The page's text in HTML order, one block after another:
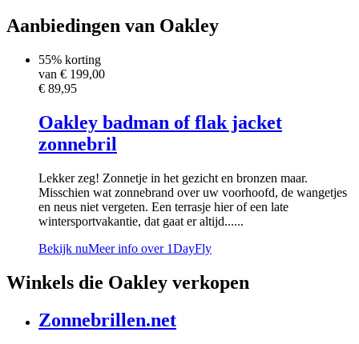
Aanbiedingen van Oakley
55% korting
van € 199,00
€ 89,95
Oakley badman of flak jacket
zonnebril
Lekker zeg! Zonnetje in het gezicht en bronzen maar.
Misschien wat zonnebrand over uw voorhoofd, de wangetjes
en neus niet vergeten. Een terrasje hier of een late
wintersportvakantie, dat gaat er altijd......
Bekijk nuMeer info over 1DayFly
Winkels die Oakley verkopen
Zonnebrillen.net